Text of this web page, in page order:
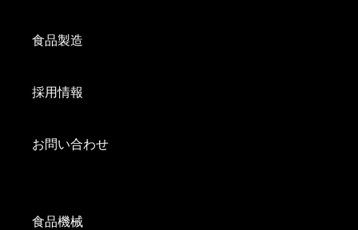
食品製造
採用情報
お問い合わせ
食品機械